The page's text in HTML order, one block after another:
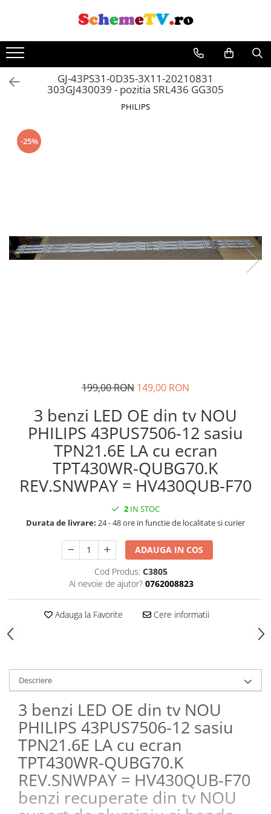
GJ-43PS31-0D35-3X11-20210831
303GJ430039 - pozitia SRL436 GG305
PHILIPS
-25%
199,00 RON 149,00 RON
3 benzi LED OE din tv NOU
PHILIPS 43PUS7506-12 sasiu
TPN21.6E LA cu ecran
TPT430WR-QUBG70.K
REV.SNWPAY = HV430QUB-F70
2 IN STOC
Durata de livrare: 24 - 48 ore in functie de localitate si curier
ADAUGA IN COS
Cod Produs: C3805
Ai nevoie de ajutor? 0762008823
Adauga la Favorite Cere informatii
Descriere
3 benzi LED OE din tv NOU
PHILIPS 43PUS7506-12 sasiu
TPN21.6E LA cu ecran
TPT430WR-QUBG70.K
REV.SNWPAY = HV430QUB-F70
benzi recuperate din tv NOU